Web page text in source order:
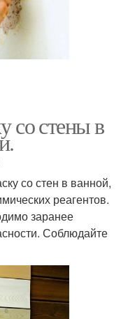
со стены в
со стен в ванной,
реагентов.
заранее
Соблюдайте